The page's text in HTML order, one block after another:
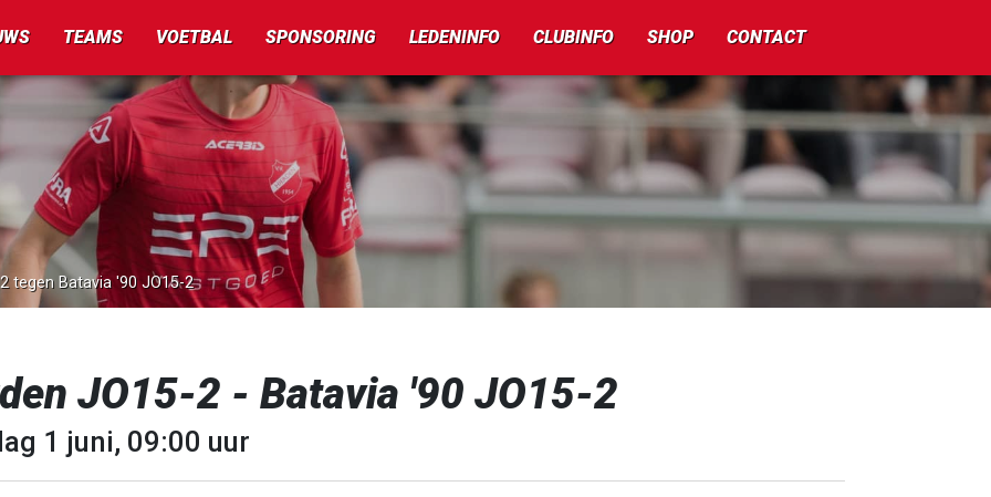
TEAMS VOETBAL SPONSORING LEDENINFO CLUBINFO SHOP CONTACT
tegen Batavia '90 JO15-2
JO15-2 - Batavia '90 JO15-2
1 juni, 09:00 uur